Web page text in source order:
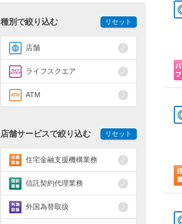
種別で絞り込む リセット
店舗
ライフスクエア
ATM
店舗サービスで絞り込む リセット
住宅金融支援機構業務
信託契約代理業務
外国為替取扱